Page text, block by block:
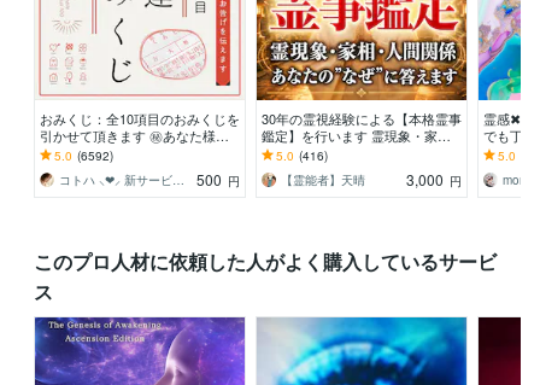
おみくじ：全10項目のおみくじを
引かせて頂きます ㊙あなた様が
この先どう進むかの道しるべにな
さってください！
5.0 (6592)
コトハ ⸜❤︎⸝ 新サービス提供開始✨️
500 円
30年の霊視経験による【本格霊事
鑑定】を行います 霊現象・家
相・家系・先祖・土地・人間関
係・悪縁・因縁・厄払い
5.0 (416)
【霊能者】天晴
3,000 円
霊感✖現
でも丁
総合鑑定
かくか
5.0
このプロ人材に依頼した人がよく購入しているサービ
ス